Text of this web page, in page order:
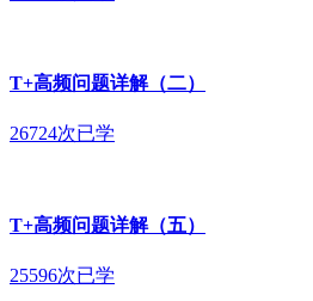
T+高频问题详解（二）
26724次已学
T+高频问题详解（五）
25596次已学